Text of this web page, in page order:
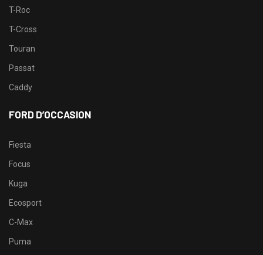
T-Roc
T-Cross
Touran
Passat
Caddy
FORD D’OCCASION
Fiesta
Focus
Kuga
Ecosport
C-Max
Puma